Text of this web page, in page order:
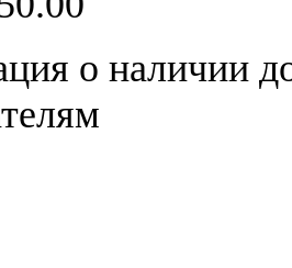
о наличии